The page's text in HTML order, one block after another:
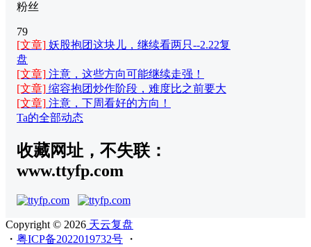
粉丝
79
[文章] 妖股抱团这块儿，继续看两只--2.22复
盘
[文章] 注意，这些方向可能继续走强！
[文章] 缩容抱团炒作阶段，难度比之前要大
[文章] 注意，下周看好的方向！
Ta的全部动态
收藏网址，不失联：
www.ttyfp.com
Copyright © 2026 天云复盘
・ 粤ICP备2022019732号 ・